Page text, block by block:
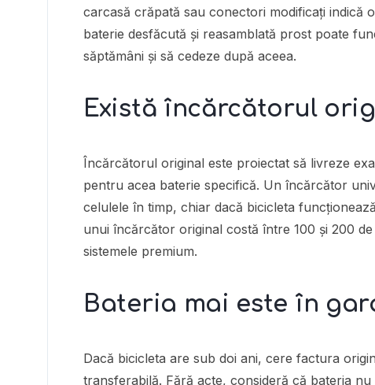
carcasă crăpată sau conectori modificați indică
baterie desfăcută și reasamblată prost poate
săptămâni și să cedeze după aceea.
Există încărcătorul
Încărcătorul original este proiectat să livreze
pentru acea baterie specifică. Un încărcător
celulele în timp, chiar dacă bicicleta
unui încărcător original costă între 100 și 200
sistemele premium.
Bateria mai este în
Dacă bicicleta are sub doi ani, cere factura
transferabilă. Fără acte, consideră că bateria